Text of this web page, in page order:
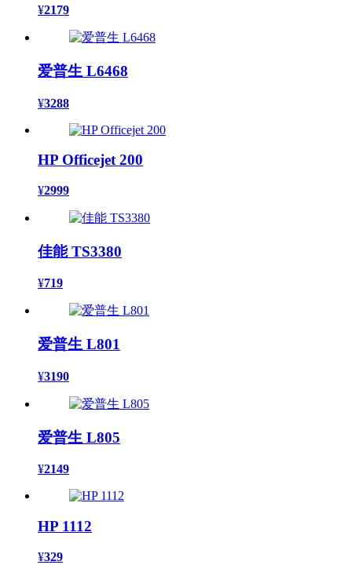
¥2179
爱普生 L6468
¥3288
HP Officejet 200
¥2999
佳能 TS3380
¥719
爱普生 L801
¥3190
爱普生 L805
¥2149
HP 1112
¥329